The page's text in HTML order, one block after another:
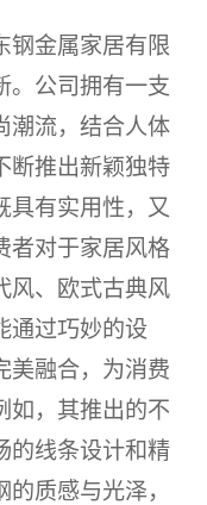
钢金属家居有限
。公司拥有一支
潮流，结合人体
断推出新颖独特
具有实用性，又
者对于家居风格
风、欧式古典风
通过巧妙的设
美融合，为消费
如，其推出的不
的线条设计和精
质感与光泽，